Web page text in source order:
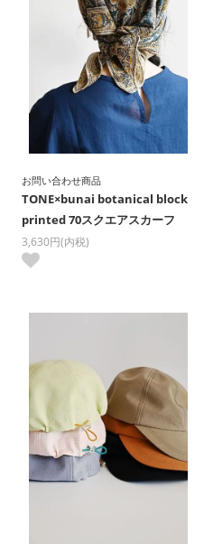
お問い合わせ商品
TONE×bunai botanical block
printed 70スクエアスカーフ
3,630円(内税)